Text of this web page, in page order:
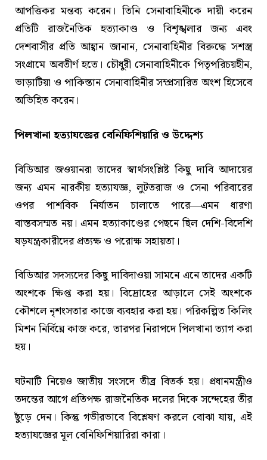
আপত্তিকর মন্তব্য করেন। তিনি সেনাবাহিনীকে দায়ী করেন
প্রতিটি রাজনৈতিক হত্যাকাণ্ড ও বিশৃঙ্খলার জন্য এবং
দেশবাসীর প্রতি আহ্বান জানান, সেনাবাহিনীর বিরুদ্ধে সশস্ত্র
সংগ্রামে অবতীর্ণ হতে। চৌধুরী সেনাবাহিনীকে পিতৃপরিচয়হীন,
ভাড়াটিয়া ও পাকিস্তান সেনাবাহিনীর সম্প্রসারিত অংশ হিসেবে
অভিহিত করেন।
পিলখানা হত্যাযজ্ঞের বেনিফিশিয়ারি ও উদ্দেশ্য
বিডিআর জওয়ানরা তাদের স্বার্থসংশ্লিষ্ট কিছু দাবি আদায়ের
জন্য এমন নারকীয় হত্যাযজ্ঞ, লুটতরাজ ও সেনা পরিবারের
ওপর পাশবিক নির্যাতন চালাতে পারে—এমন ধারণা
বাস্তবসম্মত নয়। এমন হত্যাকাণ্ডের পেছনে ছিল দেশি-বিদেশি
ষড়যন্ত্রকারীদের প্রত্যক্ষ ও পরোক্ষ সহায়তা।
বিডিআর সদস্যদের কিছু দাবিদাওয়া সামনে এনে তাদের একটি
অংশকে ক্ষিপ্ত করা হয়। বিদ্রোহের আড়ালে সেই অংশকে
কৌশলে নৃশংসতার কাজে ব্যবহার করা হয়। পরিকল্পিত কিলিং
মিশন নির্বিঘ্নে কাজ করে, তারপর নিরাপদে পিলখানা ত্যাগ করা
হয়।
ঘটনাটি নিয়েও জাতীয় সংসদে তীব্র বিতর্ক হয়। প্রধানমন্ত্রীও
তদন্তের আগে প্রতিপক্ষ রাজনৈতিক দলের দিকে সন্দেহের তীর
ছুঁড়ে দেন। কিন্তু গভীরভাবে বিশ্লেষণ করলে বোঝা যায়, এই
হত্যাযজ্ঞের মূল বেনিফিশিয়ারিরা কারা।